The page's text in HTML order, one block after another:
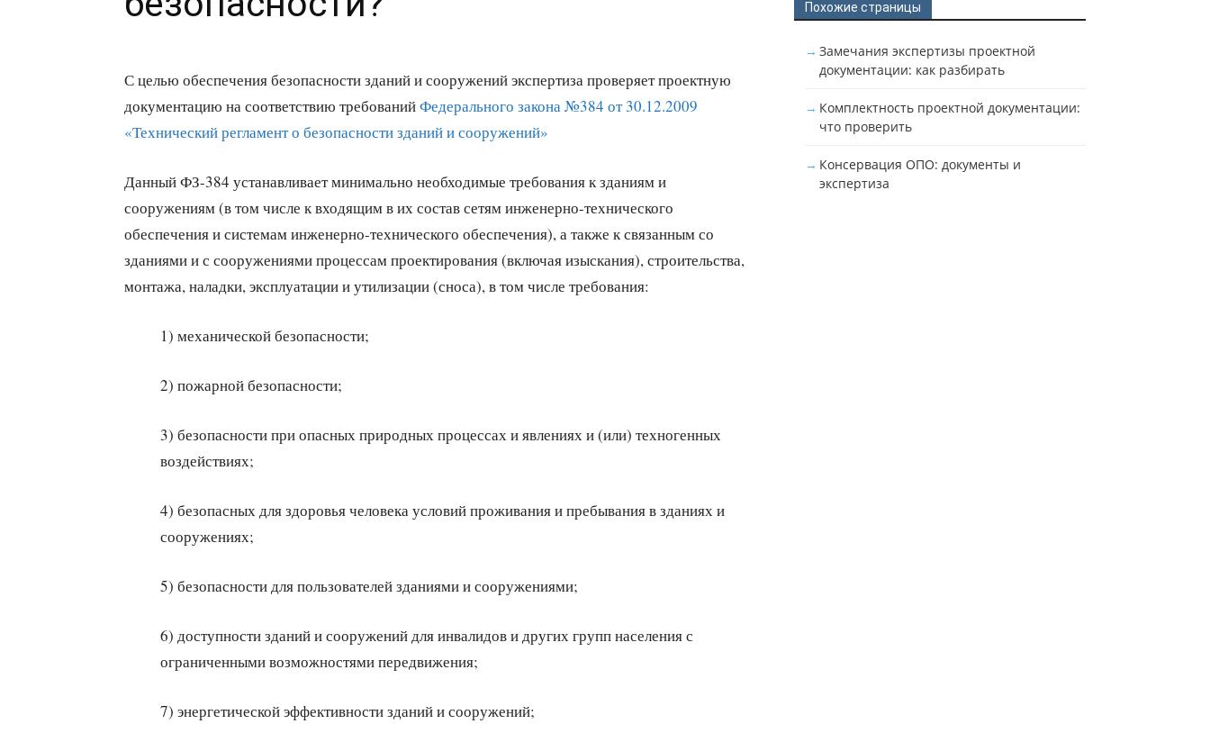
С целью обеспечения безопасности зданий и сооружений экспертиза проверяет проектную
документацию на соответствию требованийФедерального закона №384 от 30.12.2009
«Технический регламент о безопасности зданий и сооружений»
Данный ФЗ-384 устанавливает минимально необходимые требования к зданиям и
сооружениям (в том числе к входящим в их состав сетям инженерно-технического
обеспечения и системам инженерно-технического обеспечения), а также к связанным со
зданиями и с сооружениями процессам проектирования (включая изыскания), строительства,
монтажа, наладки, эксплуатации и утилизации (сноса), в том числе требования:
1) механической безопасности;
2) пожарной безопасности;
3) безопасности при опасных природных процессах и явлениях и (или) техногенных
воздействиях;
4) безопасных для здоровья человека условий проживания и пребывания в зданиях и
сооружениях;
5) безопасности для пользователей зданиями и сооружениями;
6) доступности зданий и сооружений для инвалидов и других групп населения с
ограниченными возможностями передвижения;
7) энергетической эффективности зданий и сооружений;
Похожие страницы
Замечания экспертизы проектной
документации: как разбирать
Комплектность проектной документации:
что проверить
Консервация ОПО: документы и
экспертиза